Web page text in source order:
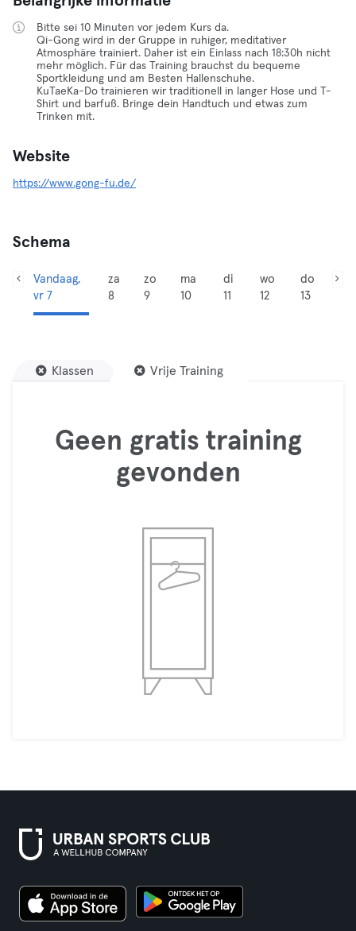
Bitte sei 10 Minuten vor jedem Kurs da.
Qi-Gong wird in der Gruppe in ruhiger, meditativer
Atmosphäre trainiert. Daher ist ein Einlass nach 18:30h nicht
mehr möglich. Für das Training brauchst du bequeme
Sportkleidung und am Besten Hallenschuhe.
KuTaeKa-Do trainieren wir traditionell in langer Hose und T-
Shirt und barfuß. Bringe dein Handtuch und etwas zum
Trinken mit.
Website
https://www.gong-fu.de/
Schema
Vandaag,
vr 7
za
8
zo
9
ma
10
di
11
wo
12
do
13
Klassen Vrije Training
Geen gratis training
gevonden